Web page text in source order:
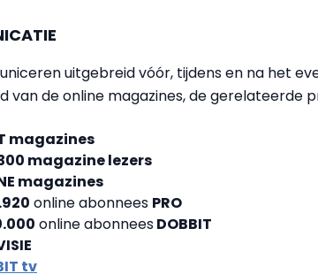
uitgebreid vóór, tijdens en na het
van de online magazines, de gerelateerde
magazines
magazine lezers
magazines
online abonnees PRO
online abonneesDOBBIT
tv